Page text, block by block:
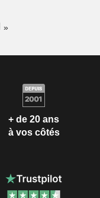
+ de 20 ans
à vos côtés